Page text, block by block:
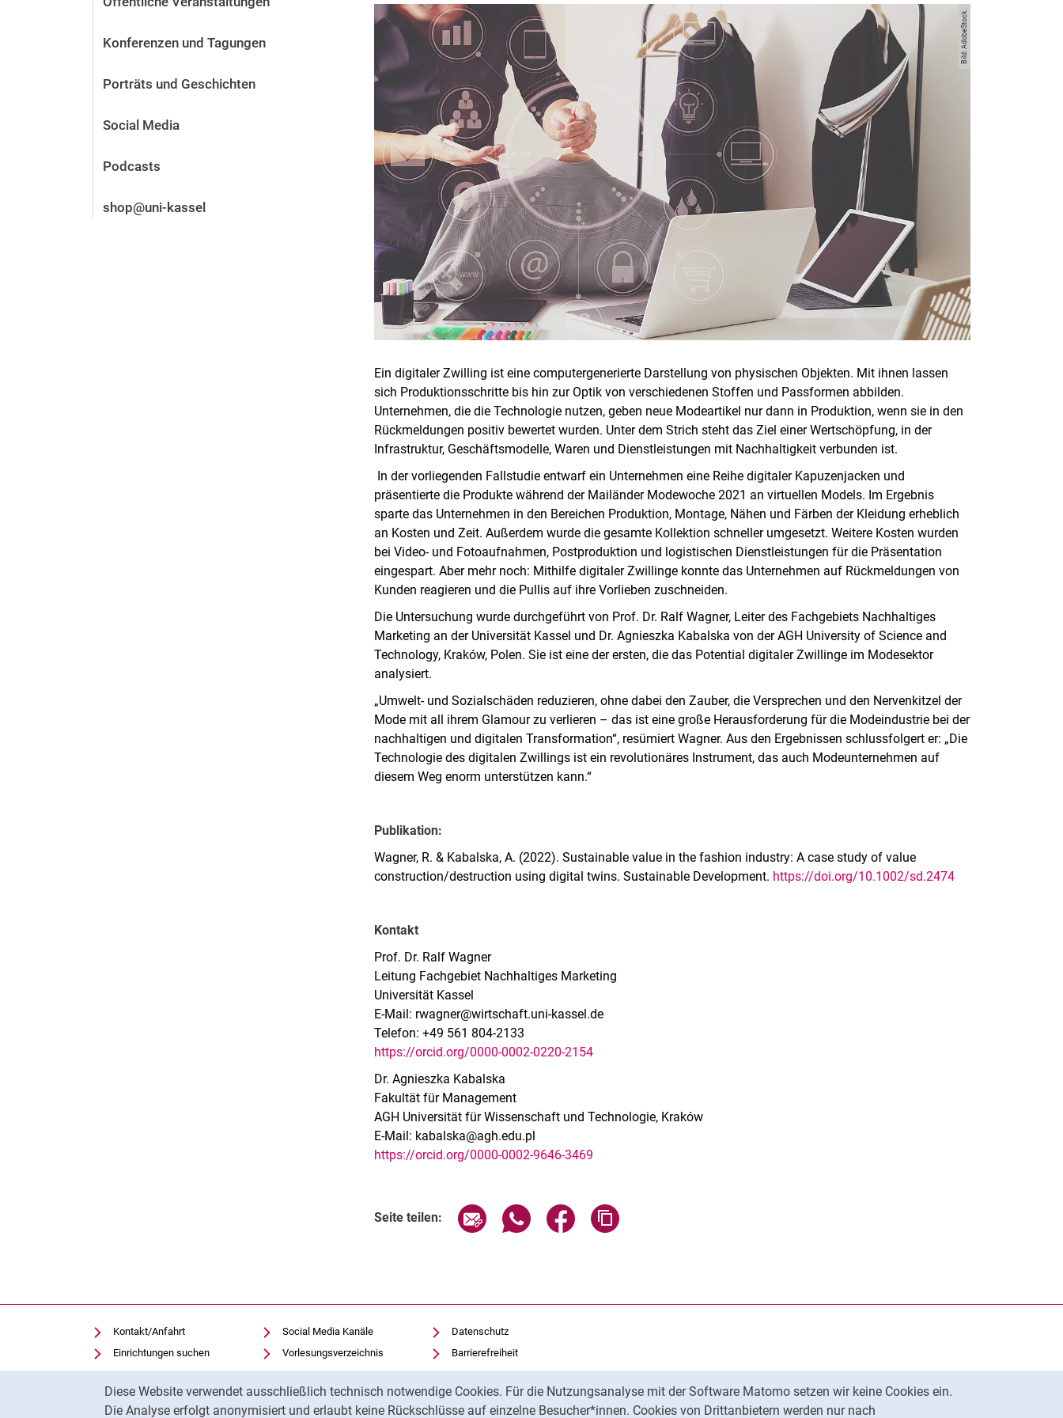
Diese Website verwendet ausschließlich technisch notwendige Cookies. Für die Nutzungsanalyse mit der Software Matomo setzen wir keine Cookies ein.
Die Analyse erfolgt anonymisiert und erlaubt keine Rückschlüsse auf einzelne Besucher*innen. Cookies von Drittanbietern werden nur nach
Stellenangebote
Alum­ni und Freunde
Kontakt und Standorte
Konferenzen und Tagungen
Porträts und Geschichten
Social Media
Podcasts
shop@uni-kassel
Bild: AdobeStock.
Ein digitaler Zwilling ist eine computergenerierte Darstellung von physischen Objekten. Mit ihnen lassen
sich Produktionsschritte bis hin zur Optik von verschiedenen Stoffen und Passformen abbilden.
Unternehmen, die die Technologie nutzen, geben neue Modeartikel nur dann in Produktion, wenn sie in den
Rückmeldungen positiv bewertet wurden. Unter dem Strich steht das Ziel einer Wertschöpfung, in der
Infrastruktur, Geschäftsmodelle, Waren und Dienstleistungen mit Nachhaltigkeit verbunden ist.
In der vorliegenden Fallstudie entwarf ein Unternehmen eine Reihe digitaler Kapuzenjacken und
präsentierte die Produkte während der Mailänder Modewoche 2021 an virtuellen Models. Im Ergebnis
sparte das Unternehmen in den Bereichen Produktion, Montage, Nähen und Färben der Kleidung erheblich
an Kosten und Zeit. Außerdem wurde die gesamte Kollektion schneller umgesetzt. Weitere Kosten wurden
bei Video- und Fotoaufnahmen, Postproduktion und logistischen Dienstleistungen für die Präsentation
eingespart. Aber mehr noch: Mithilfe digitaler Zwillinge konnte das Unternehmen auf Rückmeldungen von
Kunden reagieren und die Pullis auf ihre Vorlieben zuschneiden.
Die Untersuchung wurde durchgeführt von Prof. Dr. Ralf Wagner, Leiter des Fachgebiets Nachhaltiges
Marketing an der Universität Kassel und Dr. Agnieszka Kabalska von der AGH University of Science and
Technology, Kraków, Polen. Sie ist eine der ersten, die das Potential digitaler Zwillinge im Modesektor
analysiert.
„Umwelt- und Sozialschäden reduzieren, ohne dabei den Zauber, die Versprechen und den Nervenkitzel der
Mode mit all ihrem Glamour zu verlieren – das ist eine große Herausforderung für die Modeindustrie bei der
nachhaltigen und digitalen Transformation“, resümiert Wagner. Aus den Ergebnissen schlussfolgert er: „Die
Technologie des digitalen Zwillings ist ein revolutionäres Instrument, das auch Modeunternehmen auf
diesem Weg enorm unterstützen kann.“
Publikation:
Wagner, R. & Kabalska, A. (2022). Sustainable value in the fashion industry: A case study of value
construction/destruction using digital twins. Sustainable Development. https://doi.org/10.1002/sd.2474
Kontakt
Prof. Dr. Ralf Wagner
Leitung Fachgebiet Nachhaltiges Marketing
Universität Kassel
E-Mail: rwagner@wirtschaft.uni-kassel.de
Telefon: +49 561 804-2133
https://orcid.org/0000-0002-0220-2154
Dr. Agnieszka Kabalska
Fakultät für Management
AGH Universität für Wissenschaft und Technologie, Kraków
E-Mail: kabalska@agh.edu.pl
https://orcid.org/0000-0002-9646-3469
Seite teilen: Seite über E-Mail teilen
Seite über WhatsApp teilen (externer Link, öffnet neues Fenster)
Seite über Facebook teilen (externer Link, öffnet neues Fenster)
Kontakt/Anfahrt
Einrichtungen suchen
Stellenangebote
Notfall
Social Media Kanäle
Vorlesungsverzeichnis
Moodle
Panopto
Datenschutz
Barrierefreiheit
Transparenter KI-Einsatz
Impressum